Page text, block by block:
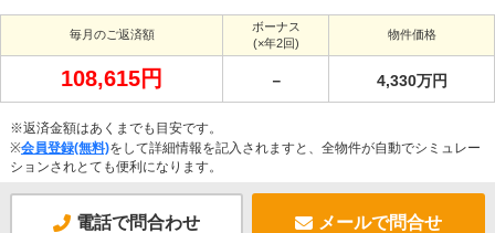
毎月のご返済額
ボーナス
(×年2回)
物件価格
108,615円 － 4,330万円
※返済金額はあくまでも目安です。
※会員登録(無料)をして詳細情報を記入されますと、全物件が自動でシミュレー
ションされとても便利になります。
電話で問合わせ メールで問合せ